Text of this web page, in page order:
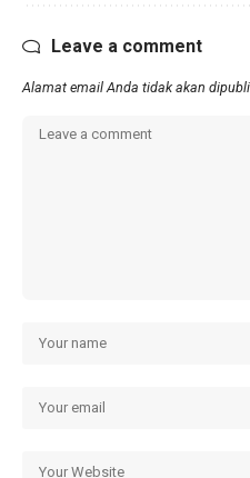
Leave a comment
Alamat email Anda tidak akan